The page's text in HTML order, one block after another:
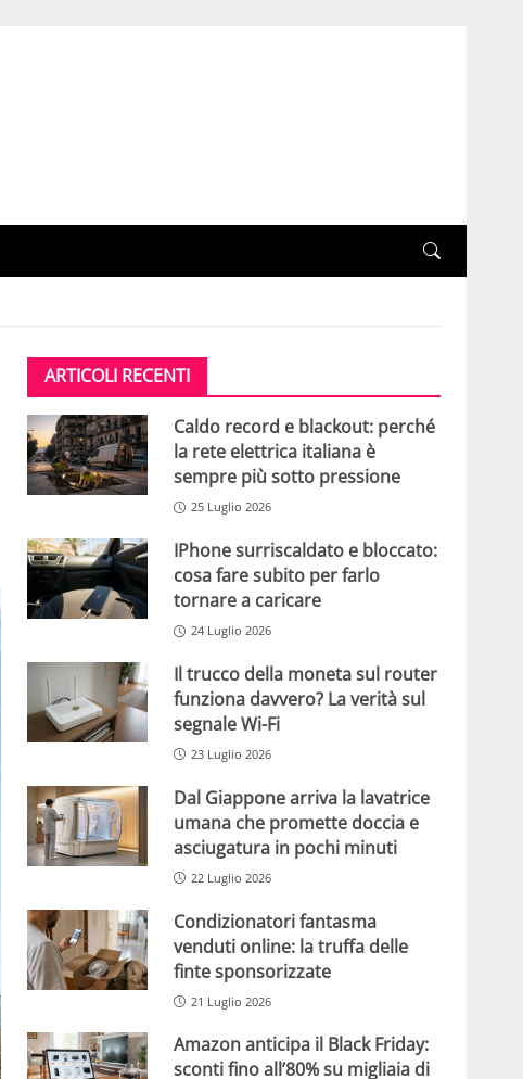
ARTICOLI RECENTI
Caldo record e blackout: perché
la rete elettrica italiana è
sempre più sotto pressione
25 Luglio 2026
IPhone surriscaldato e bloccato:
cosa fare subito per farlo
tornare a caricare
24 Luglio 2026
Il trucco della moneta sul router
funziona davvero? La verità sul
segnale Wi-Fi
23 Luglio 2026
Dal Giappone arriva la lavatrice
umana che promette doccia e
asciugatura in pochi minuti
22 Luglio 2026
Condizionatori fantasma
venduti online: la truffa delle
finte sponsorizzate
21 Luglio 2026
Amazon anticipa il Black Friday:
sconti fino all’80% su migliaia di